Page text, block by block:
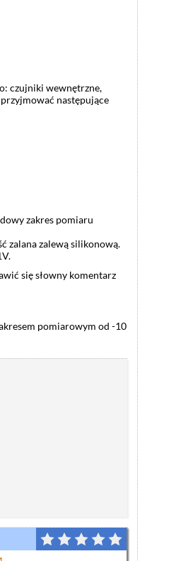
czujniki wewnętrzne,
następujące
zakres pomiaru
zalana zalewą silikonową.
się słowny komentarz
pomiarowym od -10